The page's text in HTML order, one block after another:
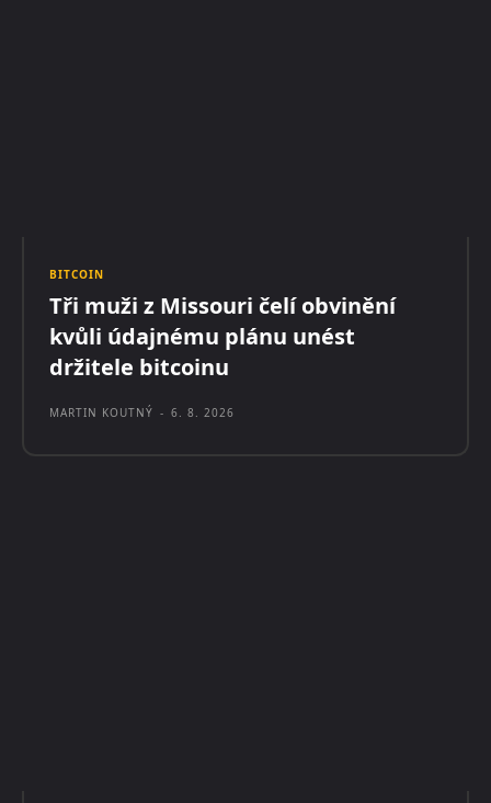
BITCOIN
Tři muži z Missouri čelí obvinění
kvůli údajnému plánu unést
držitele bitcoinu
MARTIN KOUTNÝ - 6. 8. 2026